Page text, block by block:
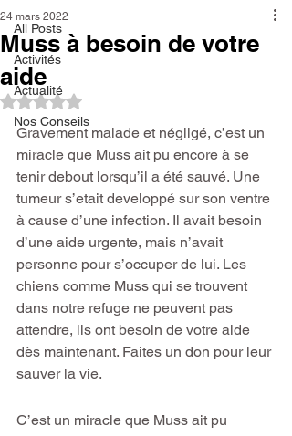
All Posts
Activités
Actualité
Nos Conseils
Muss à besoin de votre
aide
24 mars 2022
Noté NaN étoiles sur 5.
Gravement malade et négligé, c’est un
miracle que Muss ait pu encore à se
tenir debout lorsqu’il a été sauvé. Une
tumeur s’etait developpé sur son ventre
à cause d’une infection. Il avait besoin
d’une aide urgente, mais n’avait
personne pour s’occuper de lui. Les
chiens comme Muss qui se trouvent
dans notre refuge ne peuvent pas
attendre, ils ont besoin de votre aide
dès maintenant. Faites un don pour leur
sauver la vie.
C’est un miracle que Muss ait pu